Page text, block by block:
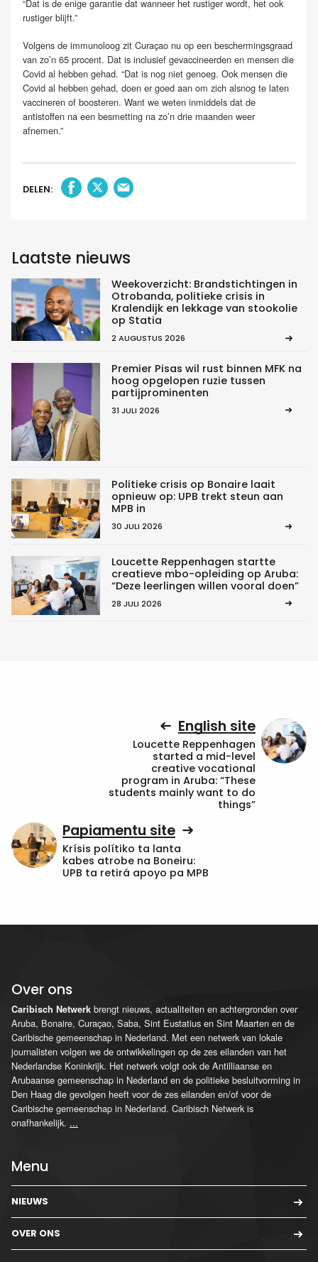
“Dat is de enige garantie dat wanneer het rustiger wordt, het ook
rustiger blijft.”
Volgens de immunoloog zit Curaçao nu op een beschermingsgraad
van zo’n 65 procent. Dat is inclusief gevaccineerden en mensen die
Covid al hebben gehad. “Dat is nog niet genoeg. Ook mensen die
Covid al hebben gehad, doen er goed aan om zich alsnog te laten
vaccineren of boosteren. Want we weten inmiddels dat de
antistoffen na een besmetting na zo’n drie maanden weer
afnemen.”
DELEN:
Laatste nieuws
Weekoverzicht: Brandstichtingen in
Otrobanda, politieke crisis in
Kralendijk en lekkage van stookolie
op Statia
2 AUGUSTUS 2026
Premier Pisas wil rust binnen MFK na
hoog opgelopen ruzie tussen
partijprominenten
31 JULI 2026
Politieke crisis op Bonaire laait
opnieuw op: UPB trekt steun aan
MPB in
30 JULI 2026
Loucette Reppenhagen startte
creatieve mbo-opleiding op Aruba:
“Deze leerlingen willen vooral doen”
28 JULI 2026
English site
Loucette Reppenhagen
started a mid-level
creative vocational
program in Aruba: “These
students mainly want to do
things”
Papiamentu site
Krísis polítiko ta lanta
kabes atrobe na Boneiru:
UPB ta retirá apoyo pa MPB
Over ons
Caribisch Netwerk brengt nieuws, actualiteiten en achtergronden over
Aruba, Bonaire, Curaçao, Saba, Sint Eustatius en Sint Maarten en de
Caribische gemeenschap in Nederland. Met een netwerk van lokale
journalisten volgen we de ontwikkelingen op de zes eilanden van het
Nederlandse Koninkrijk. Het netwerk volgt ook de Antilliaanse en
Arubaanse gemeenschap in Nederland en de politieke besluitvorming in
Den Haag die gevolgen heeft voor de zes eilanden en/of voor de
Caribische gemeenschap in Nederland. Caribisch Netwerk is
onafhankelijk. ...
Menu
NIEUWS
OVER ONS